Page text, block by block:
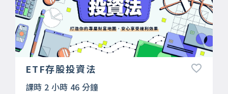
ETF存股投資法
課時 2 小時 46 分鐘